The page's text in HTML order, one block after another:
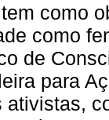
como
como
de
para
ativistas,